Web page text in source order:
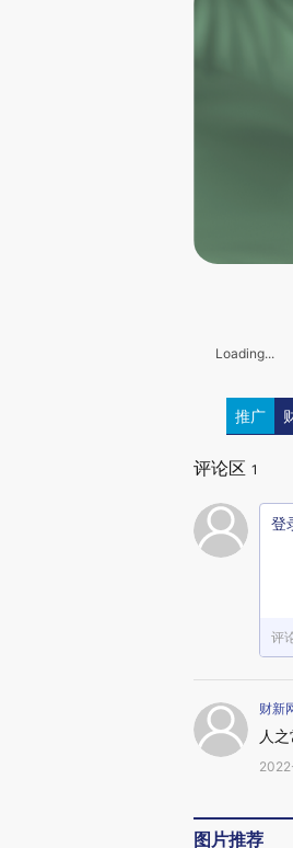
Loading...
推广
评论区 1
登
评
财新
人
图片推荐